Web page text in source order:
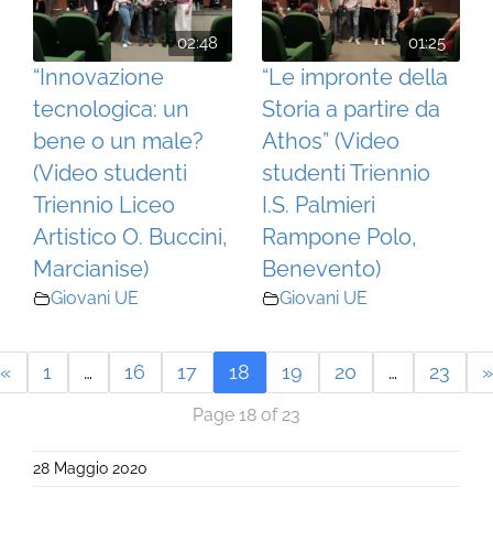
02:48
“Innovazione
tecnologica: un
bene o un male?
(Video studenti
Triennio Liceo
Artistico O. Buccini,
Marcianise)
Giovani UE
01:25
“Le impronte della
Storia a partire da
Athos” (Video
studenti Triennio
I.S. Palmieri
Rampone Polo,
Benevento)
Giovani UE
« 1 … 16 17 18 19 20 … 23 »
Page 18 of 23
28 Maggio 2020